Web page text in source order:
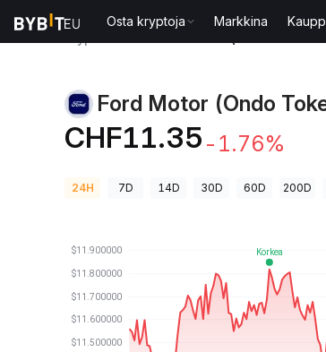
Osta kryptoja Markkina
Ford Motor (Ondo
CHF11.35 -1.76%
24H 7D 14D 30D 60D 200D